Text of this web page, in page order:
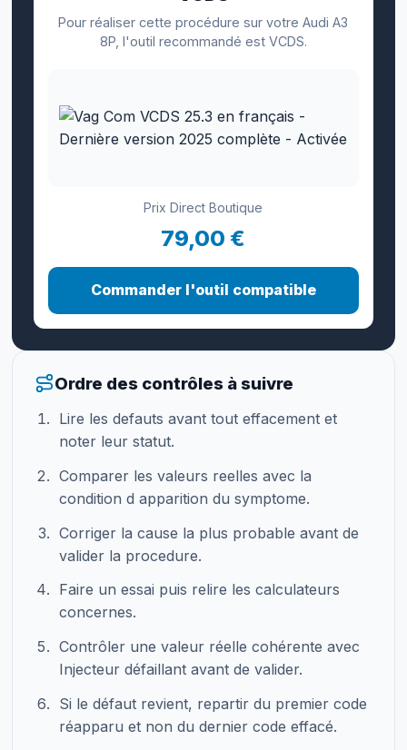
Pour réaliser cette procédure sur votre Audi A3
8P, l'outil recommandé est VCDS.
Prix Direct Boutique
79,00 €
Commander l'outil compatible
Ordre des contrôles à suivre
Lire les defauts avant tout effacement et
noter leur statut.
Comparer les valeurs reelles avec la
condition d apparition du symptome.
Corriger la cause la plus probable avant de
valider la procedure.
Faire un essai puis relire les calculateurs
concernes.
Contrôler une valeur réelle cohérente avec
Injecteur défaillant avant de valider.
Si le défaut revient, repartir du premier code
réapparu et non du dernier code effacé.